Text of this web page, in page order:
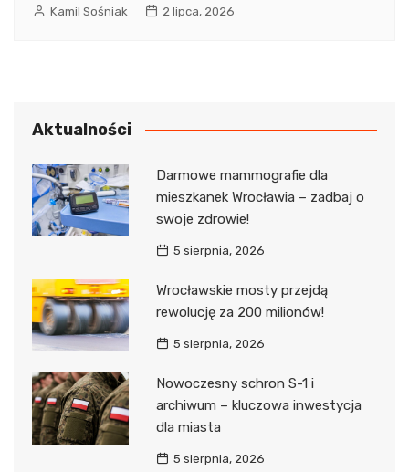
Kamil Sośniak 2 lipca, 2026
Aktualności
Darmowe mammografie dla
mieszkanek Wrocławia – zadbaj o
swoje zdrowie!
5 sierpnia, 2026
Wrocławskie mosty przejdą
rewolucję za 200 milionów!
5 sierpnia, 2026
Nowoczesny schron S-1 i
archiwum – kluczowa inwestycja
dla miasta
5 sierpnia, 2026